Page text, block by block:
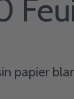
papier